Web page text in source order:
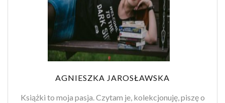
AGNIESZKA JAROSŁAWSKA
Książki to moja pasja. Czytam je, kolekcjonuję, piszę o